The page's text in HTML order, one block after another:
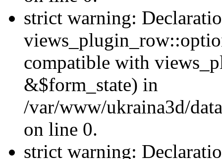
strict warning:
compatible with
&$form_state) in
/var/www/ukraina3d/
on line 0.
strict warning: